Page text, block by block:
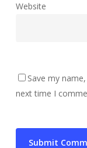
Website
Save my
next time I